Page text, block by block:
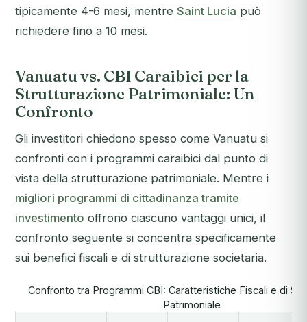
tipicamente 4-6 mesi, mentre Saint Lucia può
richiedere fino a 10 mesi.
Vanuatu vs. CBI Caraibici per la
Strutturazione Patrimoniale: Un
Confronto
Gli investitori chiedono spesso come Vanuatu si
confronti con i programmi caraibici dal punto di
vista della strutturazione patrimoniale. Mentre i
migliori programmi di cittadinanza tramite
investimento offrono ciascuno vantaggi unici, il
confronto seguente si concentra specificamente
sui benefici fiscali e di strutturazione societaria.
Confronto tra Programmi CBI: Caratteristiche Fiscali e di
Patrimoniale